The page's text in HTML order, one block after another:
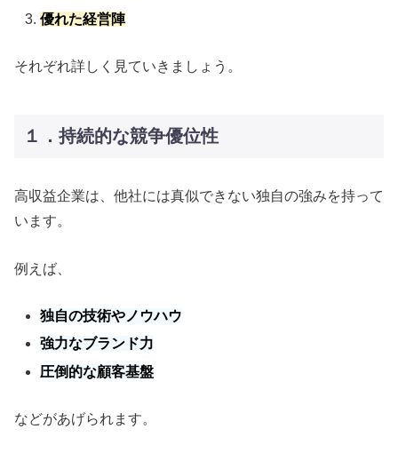
優れた経営陣
それぞれ詳しく見ていきましょう。
１．持続的な競争優位性
高収益企業は、他社には真似できない独自の強みを持って
います。
例えば、
独自の技術やノウハウ
強力なブランド力
圧倒的な顧客基盤
などがあげられます。